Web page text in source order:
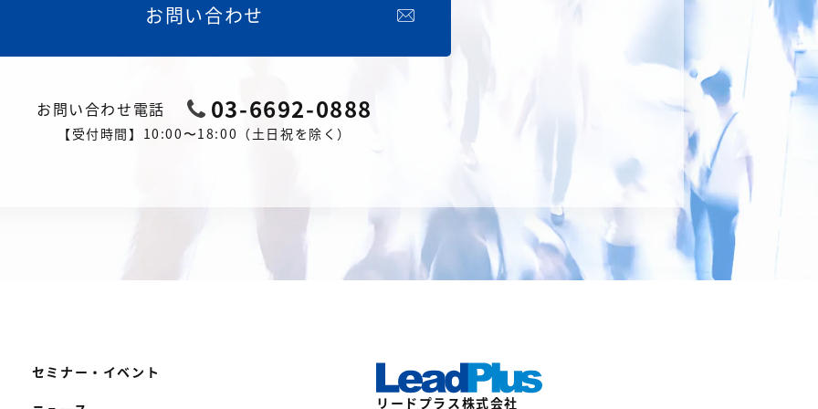
お問い合わせ
お問い合わせ電話 03-6692-0888
【受付時間】10:00〜18:00（土日祝を除く）
セミナー・イベント
リードプラス株式会社